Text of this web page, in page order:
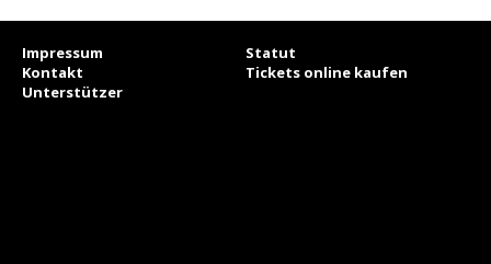
Impressum
Statut
Kontakt
Tickets online kaufen
Unterstützer